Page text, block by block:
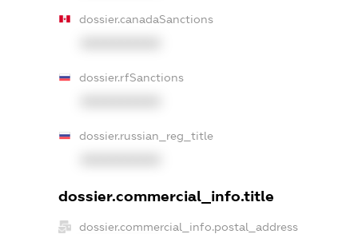
dossier.canadaSanctions
dossier.rfSanctions
dossier.russian_reg_title
dossier.commercial_info.title
dossier.commercial_info.postal_address